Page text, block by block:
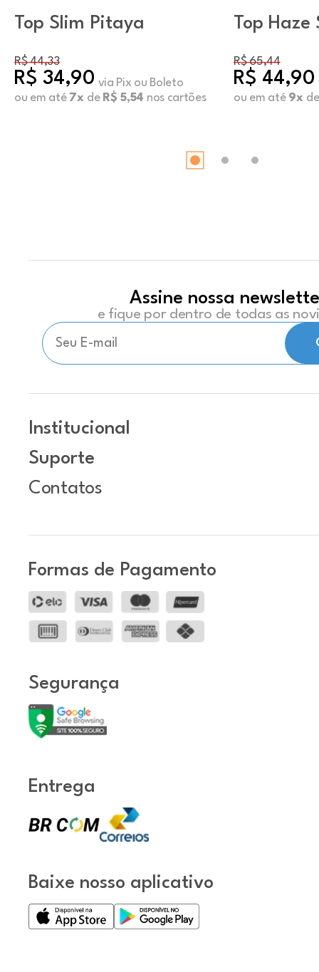
Top Slim Pitaya
R$ 44,33
R$ 34,90 via Pix ou Boleto
ou em até 7x de R$ 5,54 nos cartões
Top Haze
R$ 65,44
R$ 44,90
ou em até 9x
Assine nossa
e fique por dentro de todas as
Institucional
Suporte
Contatos
Formas de Pagamento
Segurança
Entrega
Baixe nosso aplicativo